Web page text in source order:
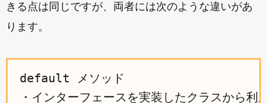
きる点は同じですが、両者には次のような違いがあ
ります。
default メソッド
・インターフェースを実装したクラスから利